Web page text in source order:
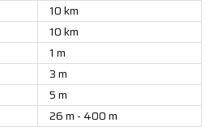
10 km
10 km
1 m
3 m
5 m
26 m - 400 m